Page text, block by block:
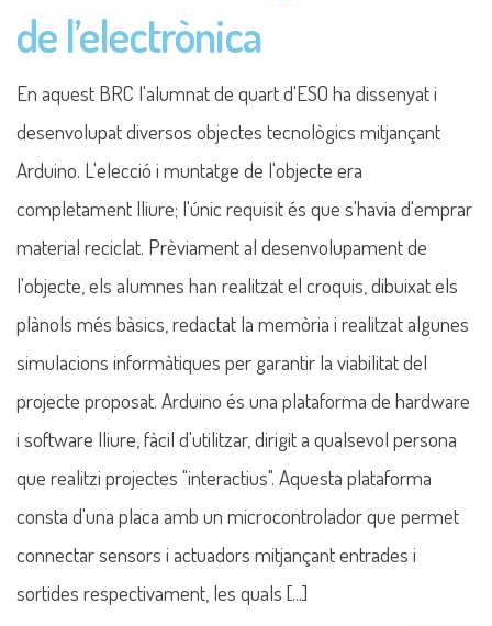
de l’electrònica
En aquest BRC l'alumnat de quart d'ESO ha dissenyat i
desenvolupat diversos objectes tecnològics mitjançant
Arduino. L'elecció i muntatge de l'objecte era
completament lliure; l'únic requisit és que s'havia d'emprar
material reciclat. Prèviament al desenvolupament de
l'objecte, els alumnes han realitzat el croquis, dibuixat els
plànols més bàsics, redactat la memòria i realitzat algunes
simulacions informàtiques per garantir la viabilitat del
projecte proposat. Arduino és una plataforma de hardware
i software lliure, fàcil d'utilitzar, dirigit a qualsevol persona
que realitzi projectes "interactius". Aquesta plataforma
consta d'una placa amb un microcontrolador que permet
connectar sensors i actuadors mitjançant entrades i
sortides respectivament, les quals [...]